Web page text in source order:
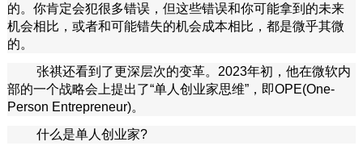
的。你肯定会犯很多错误，但这些错误和你可能拿到的未来
机会相比，或者和可能错失的机会成本相比，都是微乎其微
的。
张祺还看到了更深层次的变革。2023年初，他在微软内
部的一个战略会上提出了“单人创业家思维”，即OPE(One-
Person Entrepreneur)。
什么是单人创业家?